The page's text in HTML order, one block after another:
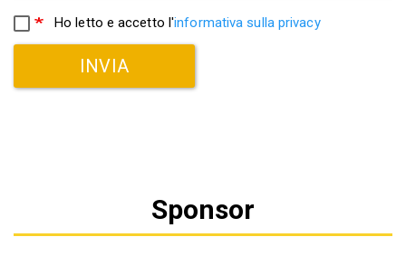
Ho letto e accetto l'informativa sulla privacy
INVIA
Sponsor